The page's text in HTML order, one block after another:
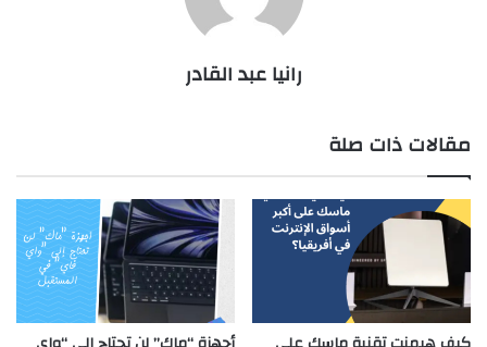
رانيا عبد القادر
مقالات ذات صلة